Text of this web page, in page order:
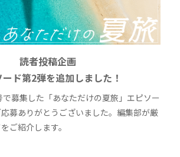
読者投稿企画
ド第2弾を追加しました！
で募集した「あなただけの夏旅」エピソー
募ありがとうございました。編集部が厳
ご紹介します。